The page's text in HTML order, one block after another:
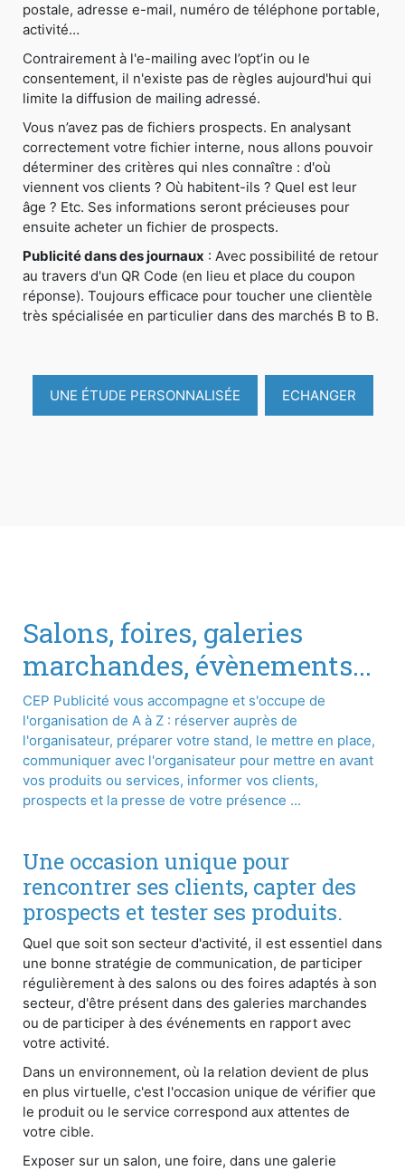
postale, adresse e-mail, numéro de téléphone portable,
activité…
Contrairement à l'e-mailing avec l’opt’in ou le
consentement, il n'existe pas de règles aujourd'hui qui
limite la diffusion de mailing adressé.
Vous n’avez pas de fichiers prospects. En analysant
correctement votre fichier interne, nous allons pouvoir
déterminer des critères qui nles connaître : d'où
viennent vos clients ? Où habitent-ils ? Quel est leur
âge ? Etc. Ses informations seront précieuses pour
ensuite acheter un fichier de prospects.
Publicité dans des journaux : Avec possibilité de retour
au travers d'un QR Code (en lieu et place du coupon
réponse). Toujours efficace pour toucher une clientèle
très spécialisée en particulier dans des marchés B to B.
UNE ÉTUDE PERSONNALISÉE ECHANGER
Salons, foires, galeries
marchandes, évènements...
CEP Publicité vous accompagne et s'occupe de
l'organisation de A à Z : réserver auprès de
l'organisateur, préparer votre stand, le mettre en place,
communiquer avec l'organisateur pour mettre en avant
vos produits ou services, informer vos clients,
prospects et la presse de votre présence ...
Une occasion unique pour
rencontrer ses clients, capter des
prospects et tester ses produits.
Quel que soit son secteur d'activité, il est essentiel dans
une bonne stratégie de communication, de participer
régulièrement à des salons ou des foires adaptés à son
secteur, d'être présent dans des galeries marchandes
ou de participer à des événements en rapport avec
votre activité.
Dans un environnement, où la relation devient de plus
en plus virtuelle, c'est l'occasion unique de vérifier que
le produit ou le service correspond aux attentes de
votre cible.
Exposer sur un salon, une foire, dans une galerie